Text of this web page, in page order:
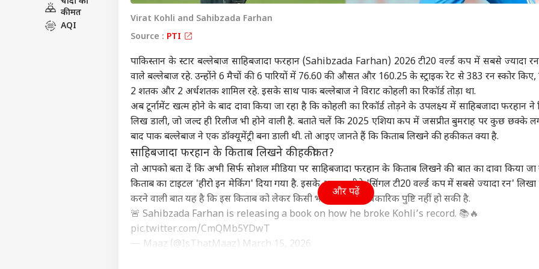
कीमत
AQI
Virat Kohli and Sahibzada Farhan
Source : PTI
पाकिस्तान के स्टार बल्लेबाज साहिबजादा फरहान (Sahibzada Farhan) 2026 टी20 वर्ल्ड कप में सबसे ज्यादा
वाले बल्लेबाज रहे. उन्होंने 6 मैचों की 6 पारियों में 76.60 की औसत और 160.25 के स्ट्राइक रेट से 383 रन स्कोर
2 शतक और 2 अर्धशतक शामिल रहे. इसके साथ पाक बल्लेबाज ने विराट कोहली का रिकॉर्ड तोड़ा था.
अब टूर्नामेंट खत्म होने के बाद दावा किया जा रहा है कि कोहली का रिकॉर्ड तोड़ने के उपलक्ष्य में साहिबजादा फरहान ने
लिख डाली, जो जल्द ही रिलीज भी होने वाली है. बताते चलें कि 2025 एशिया कप में जसप्रीत बुमराह पर कुछ छक्के
बाद पाक बल्लेबाज ने एक डॉक्यूमेंट्री बना डाली थी. तो आइए जानते हैं कि किताब लिखने की हकीकत क्या है.
साहिबजादा फरहान के किताब लिखने की हकीकत?
तो आपको बता दें कि अभी सिर्फ सोशल मीडिया पर साहिबजादा फरहान के किताब लिखने की बात का दावा किया जा
किताब का टाइटल 'हीरो इन मेकिंग' दिया गया है. इसके अलावा नीचे 'सिंगल टी20 वर्ल्ड कप में सबसे ज्यादा रन' लिखा
करने वाली बात यह है कि इस किताब को लेकर किसी भी तरह की आधिकारिक पुष्टि नहीं हो सकी है.
🚨 Sahibzada Farhan is releasing a book on how he broke Kohli’s record. 📚🔥
pic.twitter.com/CmQMb5YDwT
— Maaz (@IsThatMaaz) March 15, 2026
और पढ़ें
प्राइवेसी पॉलिसी
कॉन्टैक्ट अस
सेंड फीडबैक
अबाउट अस
करियर्स
LOGIN
'ईरान बातचीत के लिए
मांगता है भीख, लेकिन...',
तेहरान पर भड़के ट्रंप
बांकीपुर रिजल्ट: रवि शंकर
प्रसाद बोले, 'BJP और NDA
ने काफी...'
बांकीपुर के बाद सम्राट-
तेजस्वी की जगह के लिए
जंग लड़ेंगे प्रशांत किशोर?
आंसू
क्रिकेट
DPL में किस टीम से खेल रहे
हैं सांसद पप्पू यादव के बेटे
सार्थक रंजन?
विश्व
PoJK के दिखावटी चुनाव में
PML-N को बहुमत, PAK के
आतंक के नेक्सस की खुली
पोल
भोजपुरी सिनेमा
'मैं अकेले कैसे फीलिंग दूं?'
काजल राघवानी ने आम्रपाली
पर लगाया आरोप, खेसारी
पर भी साधा निशाना